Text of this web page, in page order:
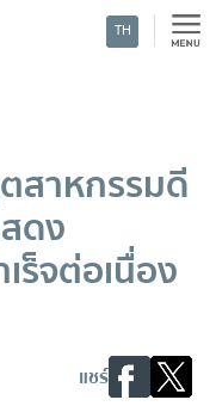
TH
สาหกรรมดี
ดง
ร็จต่อเนื่อง
แชร์